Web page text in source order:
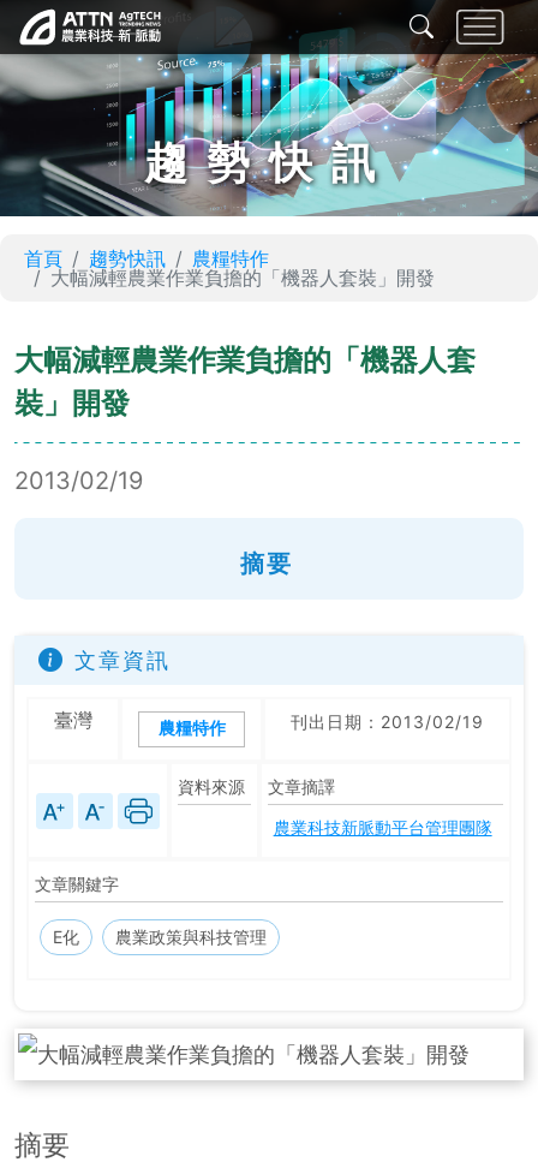
趨勢快訊
首頁 趨勢快訊
農糧特作
大幅減輕農業作業負擔的「機器人套裝」開發
大幅減輕農業作業負擔的「機器人套
裝」開發
2013/02/19
摘要
文章資訊
臺灣 農糧特作 刊出日期：2013/02/19
資料來源
文章摘譯
農業科技新脈動平台管理團隊
文章關鍵字
E化 農業政策與科技管理
摘要